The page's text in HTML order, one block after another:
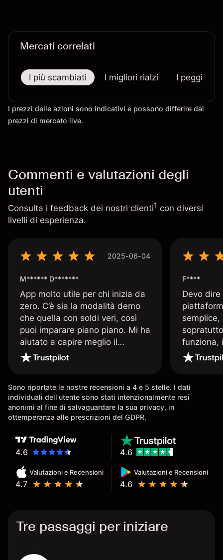
Mercati correlati
I più scambiati I migliori rialzi I peggiori
I prezzi delle azioni sono indicativi e possono differire dai
prezzi di mercato live.
Commenti e valutazioni degli
utenti
Consulta i feedback dei nostri clienti1 con diversi
livelli di esperienza.
2025-06-04
M****** D*******
App molto utile per chi inizia da
zero. C’è sia la modalità demo
che quella con soldi veri, così
puoi imparare piano piano. Mi ha
aiutato a capire meglio il
trading. La consiglio a chi parte
senza esperienza.
F****
Devo
funziona,
Davide e'
spiega
Sono riportate le nostre recensioni a 4 e 5 stelle. I dati
individuali dell'utente sono stati intenzionalmente resi
anonimi al fine di salvaguardare la sua privacy, in
ottemperanza alle prescrizioni del GDPR.
4.6
Valutazioni e Recensioni
4.7
Valutazioni e Recensioni
4.6
4.6
Tre passaggi per iniziare